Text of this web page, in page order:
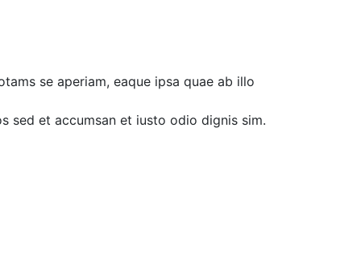
se aperiam, eaque ipsa quae ab illo
sed et accumsan et iusto odio dignis sim.